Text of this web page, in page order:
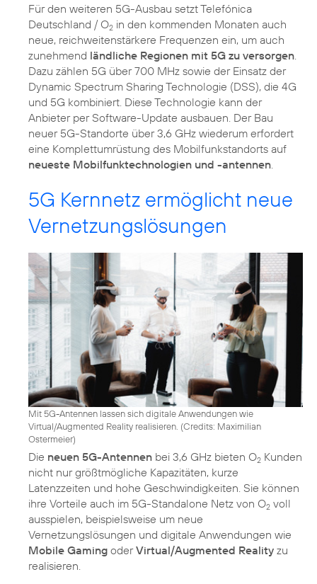
Für den weiteren 5G-Ausbau setzt Telefónica
Deutschland / O2 in den kommenden Monaten auch
neue, reichweitenstärkere Frequenzen ein, um auch
zunehmend ländliche Regionen mit 5G zu versorgen
Dazu zählen 5G über 700 MHz sowie der Einsatz der
Dynamic Spectrum Sharing Technologie (DSS), die 4G
und 5G kombiniert. Diese Technologie kann der
Anbieter per Software-Update ausbauen. Der Bau
neuer 5G-Standorte über 3,6 GHz wiederum erfordert
eine Komplettumrüstung des Mobilfunkstandorts auf
neueste Mobilfunktechnologien und -antennen
5G Kernnetz ermöglicht neue
Vernetzungslösungen
Mit 5G-Antennen lassen sich digitale Anwendungen wie
Virtual/Augmented Reality realisieren. (Credits: Maximilian
Ostermeier)
Die neuen 5G-Antennen bei 3,6 GHz bieten O2 Kunden
nicht nur größtmögliche Kapazitäten, kurze
Latenzzeiten und hohe Geschwindigkeiten. Sie können
ihre Vorteile auch im 5G-Standalone Netz von O2 voll
ausspielen, beispielsweise um neue
Vernetzungslösungen und digitale Anwendungen wie
Mobile Gaming oderVirtual/Augmented Reality zu
realisieren.